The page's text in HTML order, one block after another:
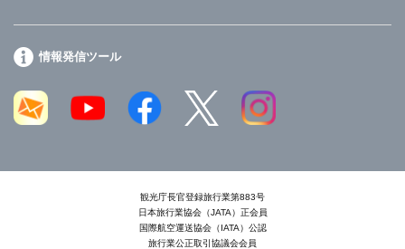
情報発信ツール
観光庁長官登録旅行業第883号
日本旅行業協会（JATA）正会員
国際航空運送協会（IATA）公認
旅行業公正取引協議会会員